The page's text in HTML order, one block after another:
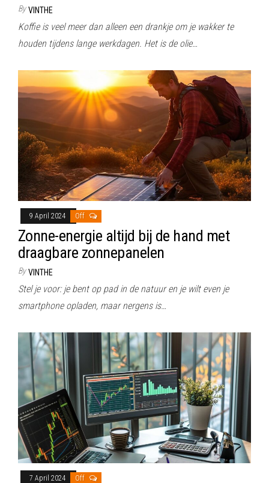
By VINTHE
Koffie is veel meer dan alleen een drankje om je wakker te
houden tijdens lange werkdagen. Het is de olie…
9 April 2024 Off
Zonne-energie altijd bij de hand met
draagbare zonnepanelen
By VINTHE
Stel je voor: je bent op pad in de natuur en je wilt even je
smartphone opladen, maar nergens is…
7 April 2024 Off